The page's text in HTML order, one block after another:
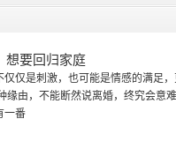
毕业于重庆师范大学心理学专业
恋爱择偶、夫妻关系，情感挽回、